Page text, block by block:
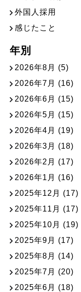
外国人採用
感じたこと
年別
2026年8月 (5)
2026年7月 (16)
2026年6月 (15)
2026年5月 (15)
2026年4月 (19)
2026年3月 (18)
2026年2月 (17)
2026年1月 (16)
2025年12月 (17)
2025年11月 (17)
2025年10月 (19)
2025年9月 (17)
2025年8月 (14)
2025年7月 (20)
2025年6月 (18)